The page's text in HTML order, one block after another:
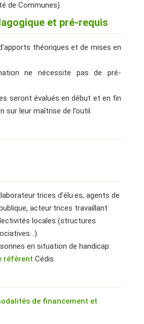
de Communes).
et pré-requis
théoriques et de mises en
ne nécessite pas de pré-
seront évalués en début et en fin
sur leur maîtrise de l’outil.
d’élu·es, agents de
acteur·trices travaillant
locales (structures
en situation de handicap:
référent Cédis.
de financement et